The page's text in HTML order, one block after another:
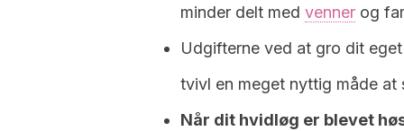
minder delt med venner og
Udgifterne ved at gro dit
tvivl en meget nyttig måde at
Når dit hvidløg er blevet